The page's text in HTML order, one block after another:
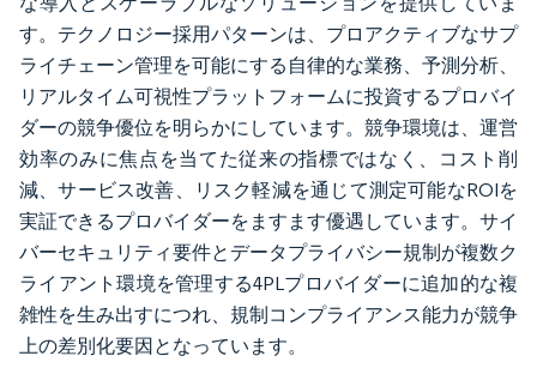
す。テクノロジー採用パターンは、プロアクティブなサプ
ライチェーン管理を可能にする自律的な業務、予測分析、
リアルタイム可視性プラットフォームに投資するプロバイ
ダーの競争優位を明らかにしています。競争環境は、運営
効率のみに焦点を当てた従来の指標ではなく、コスト削
減、サービス改善、リスク軽減を通じて測定可能なROIを
実証できるプロバイダーをますます優遇しています。サイ
バーセキュリティ要件とデータプライバシー規制が複数ク
ライアント環境を管理する4PLプロバイダーに追加的な複
雑性を生み出すにつれ、規制コンプライアンス能力が競争
上の差別化要因となっています。